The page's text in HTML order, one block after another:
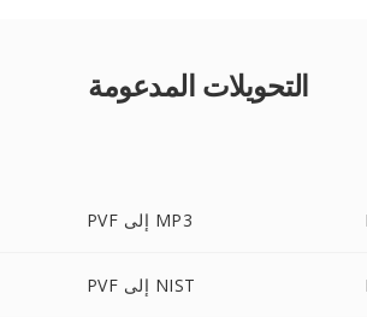
التحويلات المدعومة
PVF إلى MP3
PVF إلى NIST